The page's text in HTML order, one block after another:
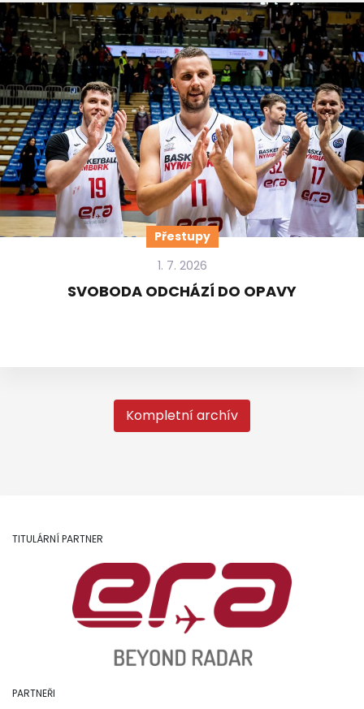
Přestupy
1. 7. 2026
SVOBODA ODCHÁZÍ DO OPAVY
Kompletní archív
TITULÁRNÍ PARTNER
PARTNEŘI